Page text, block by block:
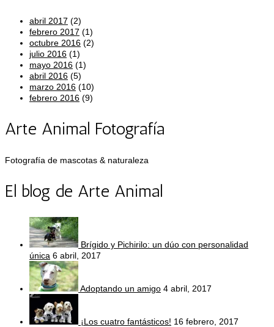
abril 2017 (2)
febrero 2017 (1)
octubre 2016 (2)
julio 2016 (1)
mayo 2016 (1)
abril 2016 (5)
marzo 2016 (10)
febrero 2016 (9)
Arte Animal Fotografía
Fotografía de mascotas & naturaleza
El blog de Arte Animal
Brígido y Pichirilo: un dúo con personalidad
única 6 abril, 2017
Adoptando un amigo 4 abril, 2017
¡Los cuatro fantásticos! 16 febrero, 2017